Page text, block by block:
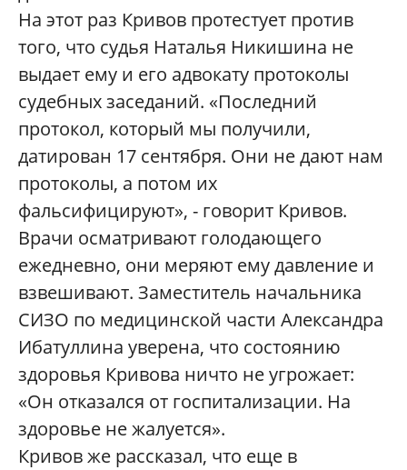
На этот раз Кривов протестует против
того, что судья Наталья Никишина не
выдает ему и его адвокату протоколы
судебных заседаний. «Последний
протокол, который мы получили,
датирован 17 сентября. Они не дают нам
протоколы, а потом их
фальсифицируют», - говорит Кривов.
Врачи осматривают голодающего
ежедневно, они меряют ему давление и
взвешивают. Заместитель начальника
СИЗО по медицинской части Александра
Ибатуллина уверена, что состоянию
здоровья Кривова ничто не угрожает:
«Он отказался от госпитализации. На
здоровье не жалуется».
Кривов же рассказал, что еще в